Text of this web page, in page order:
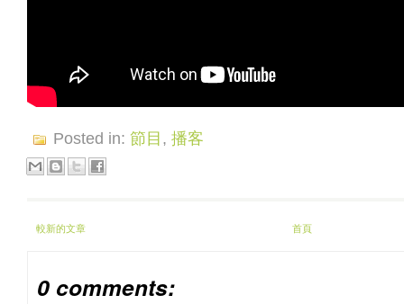
Posted in: 節目, 播客
較新的文章 首頁
0 comments: